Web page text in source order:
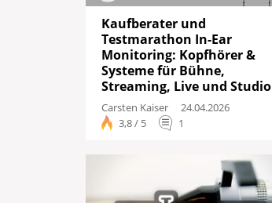
Kaufberater und
Testmarathon In-Ear
Monitoring: Kopfhörer &
Systeme für Bühne,
Streaming, Live und Studio
Carsten Kaiser
24.04.2026
3,8 / 5
1